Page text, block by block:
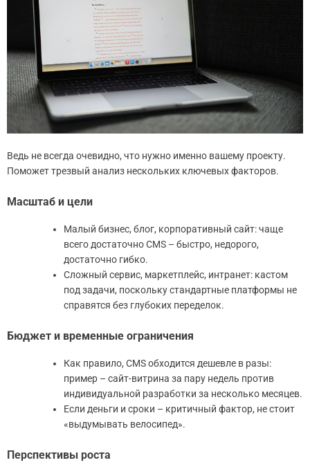
Ведь не всегда очевидно, что нужно именно вашему проекту.
Поможет трезвый анализ нескольких ключевых факторов.
Масштаб и цели
Малый бизнес, блог, корпоративный сайт: чаще
всего достаточно CMS – быстро, недорого,
достаточно гибко.
Сложный сервис, маркетплейс, интранет: кастом
под задачи, поскольку стандартные платформы не
справятся без глубоких переделок.
Бюджет и временные ограничения
Как правило, CMS обходится дешевле в разы:
пример – сайт-витрина за пару недель против
индивидуальной разработки за несколько месяцев.
Если деньги и сроки – критичный фактор, не стоит
«выдумывать велосипед».
Перспективы роста